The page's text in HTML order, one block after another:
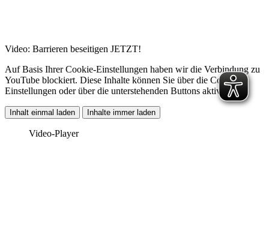
Video: Barrieren beseitigen JETZT!
Auf Basis Ihrer Cookie-Einstellungen haben wir die Verbindung zu
YouTube blockiert. Diese Inhalte können Sie über die Cookie-
Einstellungen oder über die unterstehenden Buttons aktivieren.
Inhalt einmal laden Inhalte immer laden
Video-Player